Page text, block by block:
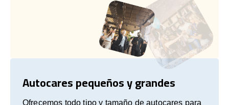
Autocares pequeños y grandes
Ofrecemos todo tipo y tamaño de autocares para